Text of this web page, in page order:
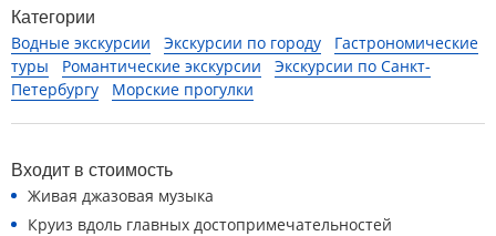
Категории
Водные экскурсии Экскурсии по городу
Гастрономические
туры
Романтические экскурсии
Экскурсии по Санкт-
Петербургу
Морские прогулки
Входит в стоимость
Живая джазовая музыка
Круиз вдоль главных достопримечательностей